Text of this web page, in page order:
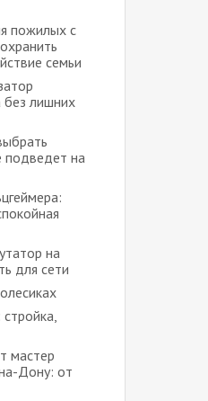
пожилых с
семьи
лишних
подведет на
на
для сети
мастер
Дону: от